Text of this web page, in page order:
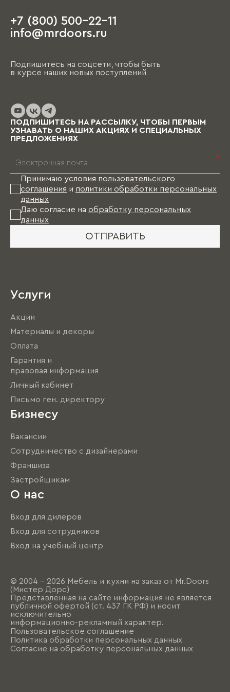
На этапе чистовой отделки дизайнер
выезжает на объект и предлагает вариант,
стен, напольные покрытия и т.д. При этом
необходимо помнить, что на отрисовку,
обсуждение и согласование проекта и на
выбранных материалов и коллекции), и какое-
то время Вам в этом случае придется пожить
без мебели.
+7 (800) 500-22-11
info@mrdoors.ru
Подпишитесь на соцсети, чтобы быть
в курсе наших новых поступлений
ПОДПИШИТЕСЬ НА РАССЫЛКУ, ЧТОБЫ ПЕРВЫМ
УЗНАВАТЬ О НАШИХ АКЦИЯХ И СПЕЦИАЛЬНЫХ
ПРЕДЛОЖЕНИЯХ
*
Принимаю условия пользовательского
соглашения и политики обработки персональных
данных
Даю согласие на обработку персональных
данных
ОТПРАВИТЬ
Услуги
Акции
Материалы и декоры
Оплата
Гарантия и
правовая информация
Личный кабинет
Письмо ген. директору
Бизнесу
Вакансии
Сотрудничество с дизайнерами
Франшиза
Застройщикам
О нас
Вход для дилеров
Вход для сотрудников
Вход на учебный центр
© 2004 - 2026 Мебель и кухни на заказ от Mr.Doors
(Мистер Дорс)
Представленная на сайте информация не является
публичной офертой (ст. 437 ГК РФ) и носит
исключительно
информационно-рекламный характер.
Пользовательское соглашение
Политика обработки персональных данных
Согласие на обработку персональных данных